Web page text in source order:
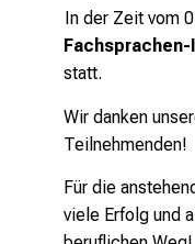
In der Zeit vom
statt.
Wir danken
Teilnehmenden!
Für die
viele Erfolg und